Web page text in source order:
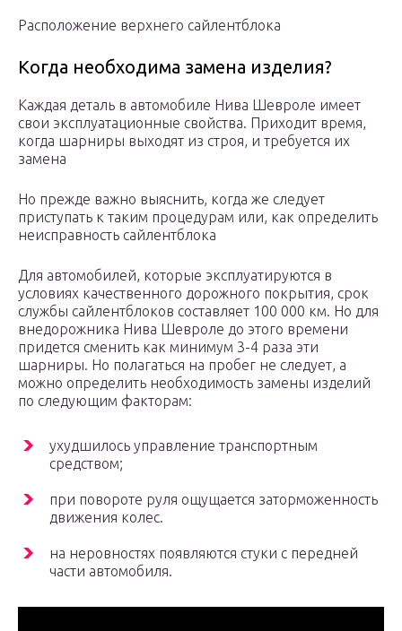
Расположение верхнего сайлентблока
Когда необходима замена изделия?
Каждая деталь в автомобиле Нива Шевроле имеет
свои эксплуатационные свойства. Приходит время,
когда шарниры выходят из строя, и требуется их
замена
Но прежде важно выяснить, когда же следует
приступать к таким процедурам или, как определить
неисправность сайлентблока
Для автомобилей, которые эксплуатируются в
условиях качественного дорожного покрытия, срок
службы сайлентблоков составляет 100 000 км. Но для
внедорожника Нива Шевроле до этого времени
придется сменить как минимум 3-4 раза эти
шарниры. Но полагаться на пробег не следует, а
можно определить необходимость замены изделий
по следующим факторам:
ухудшилось управление транспортным
средством;
при повороте руля ощущается заторможенность
движения колес.
на неровностях появляются стуки с передней
части автомобиля.